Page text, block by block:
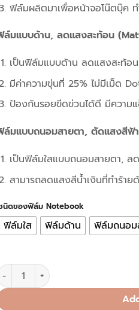
ฟิล์มผลิตมาเพื่อหน้าจอโน๊ตบุ๊ค
ล์มแบบด้าน, ลดแสงสะท้อน
เป็นฟิล์มแบบด้าน ลดแสงสะท้อน
มีค่าความขุ่นที่ 25% ไม่มีเม็ด
ป้องกันรอยขีดข่วนได้ดี มีความ
ล์มแบบถนอมสายตา, ตัดแสงสี
เป็นฟิล์มใสแบบถนอมสายตา,
สามารถลดแสงสีน้ำเงินที่ทำร้า
นิดของฟิล์ม Notebook
ฟิล์มใส ฟิล์มด้าน ฟิล์มถนอม
ล์มกันรอย โน๊คบุ๊ต MSI Prestige 14